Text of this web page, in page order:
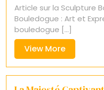
Article sur la Sculpture
Bouledogue : Art et
bouledogue [...]
View MoreView
More